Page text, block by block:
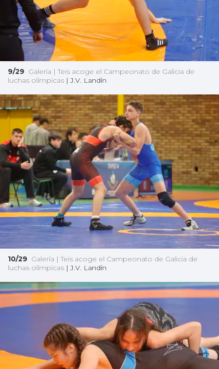
9/29 Galería | Teis acoge el Campeonato de Galicia de
luchas olímpicas |J.V. Landín
10/29 Galería | Teis acoge el Campeonato de Galicia de
luchas olímpicas |J.V. Landín